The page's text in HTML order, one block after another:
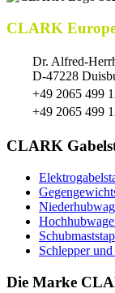
CLARK
Dr. Alfred-
D-47228
+49 2065 499
+49 2065 499
CLARK
Schlepper
Die Marke